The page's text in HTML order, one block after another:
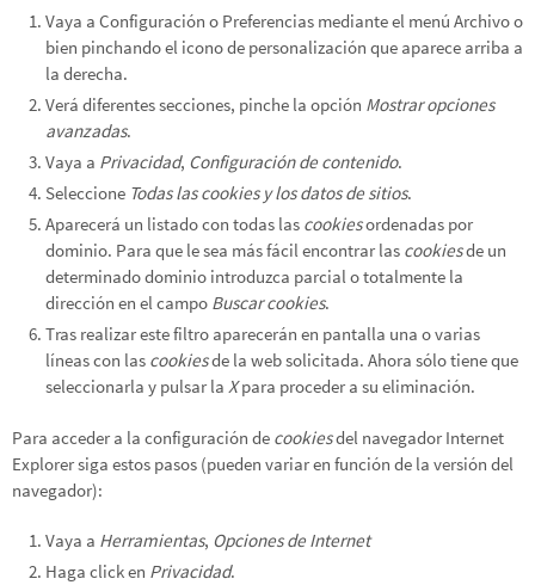
Vaya a Configuración o Preferencias mediante el menú Archivo o
bien pinchando el icono de personalización que aparece arriba a
la derecha.
Verá diferentes secciones, pinche la opción Mostrar opciones
avanzadas.
Vaya a Privacidad, Configuración de contenido.
Seleccione Todas lascookiesy los datos de sitios.
Aparecerá un listado con todas las cookiesordenadas por
dominio. Para que le sea más fácil encontrar las cookiesde un
determinado dominio introduzca parcial o totalmente la
dirección en el campo Buscar cookies.
Tras realizar este filtro aparecerán en pantalla una o varias
líneas con las cookiesde la web solicitada. Ahora sólo tiene que
seleccionarla y pulsar la Xpara proceder a su eliminación.
Para acceder a la configuración de cookiesdel navegador Internet
Explorersiga estos pasos (pueden variar en función de la versión del
navegador):
Vaya a Herramientas, Opciones de Internet
Haga click en Privacidad.